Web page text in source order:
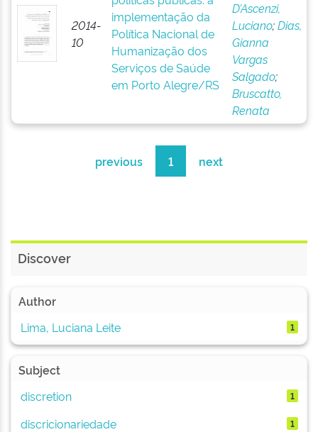
2014-
10
implementação da
Política Nacional de
Humanização dos
Serviços de Saúde
em Porto Alegre/RS
D’Ascenzi,
Luciano;Dias,
Gianna
Vargas
Salgado;
Bruscatto,
Renata
previous 1 next
Discover
Author
Lima, Luciana Leite
1
Subject
discretion
1
discricionariedade 1